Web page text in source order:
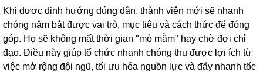
Khi được định hướng đúng đắn, thành viên mới sẽ nhanh
chóng nắm bắt được vai trò, mục tiêu và cách thức để đóng
góp. Họ sẽ không mất thời gian "mò mẫm" hay chờ đợi chỉ
đạo. Điều này giúp tổ chức nhanh chóng thu được lợi ích từ
việc mở rộng đội ngũ, tối ưu hóa nguồn lực và đẩy nhanh tốc